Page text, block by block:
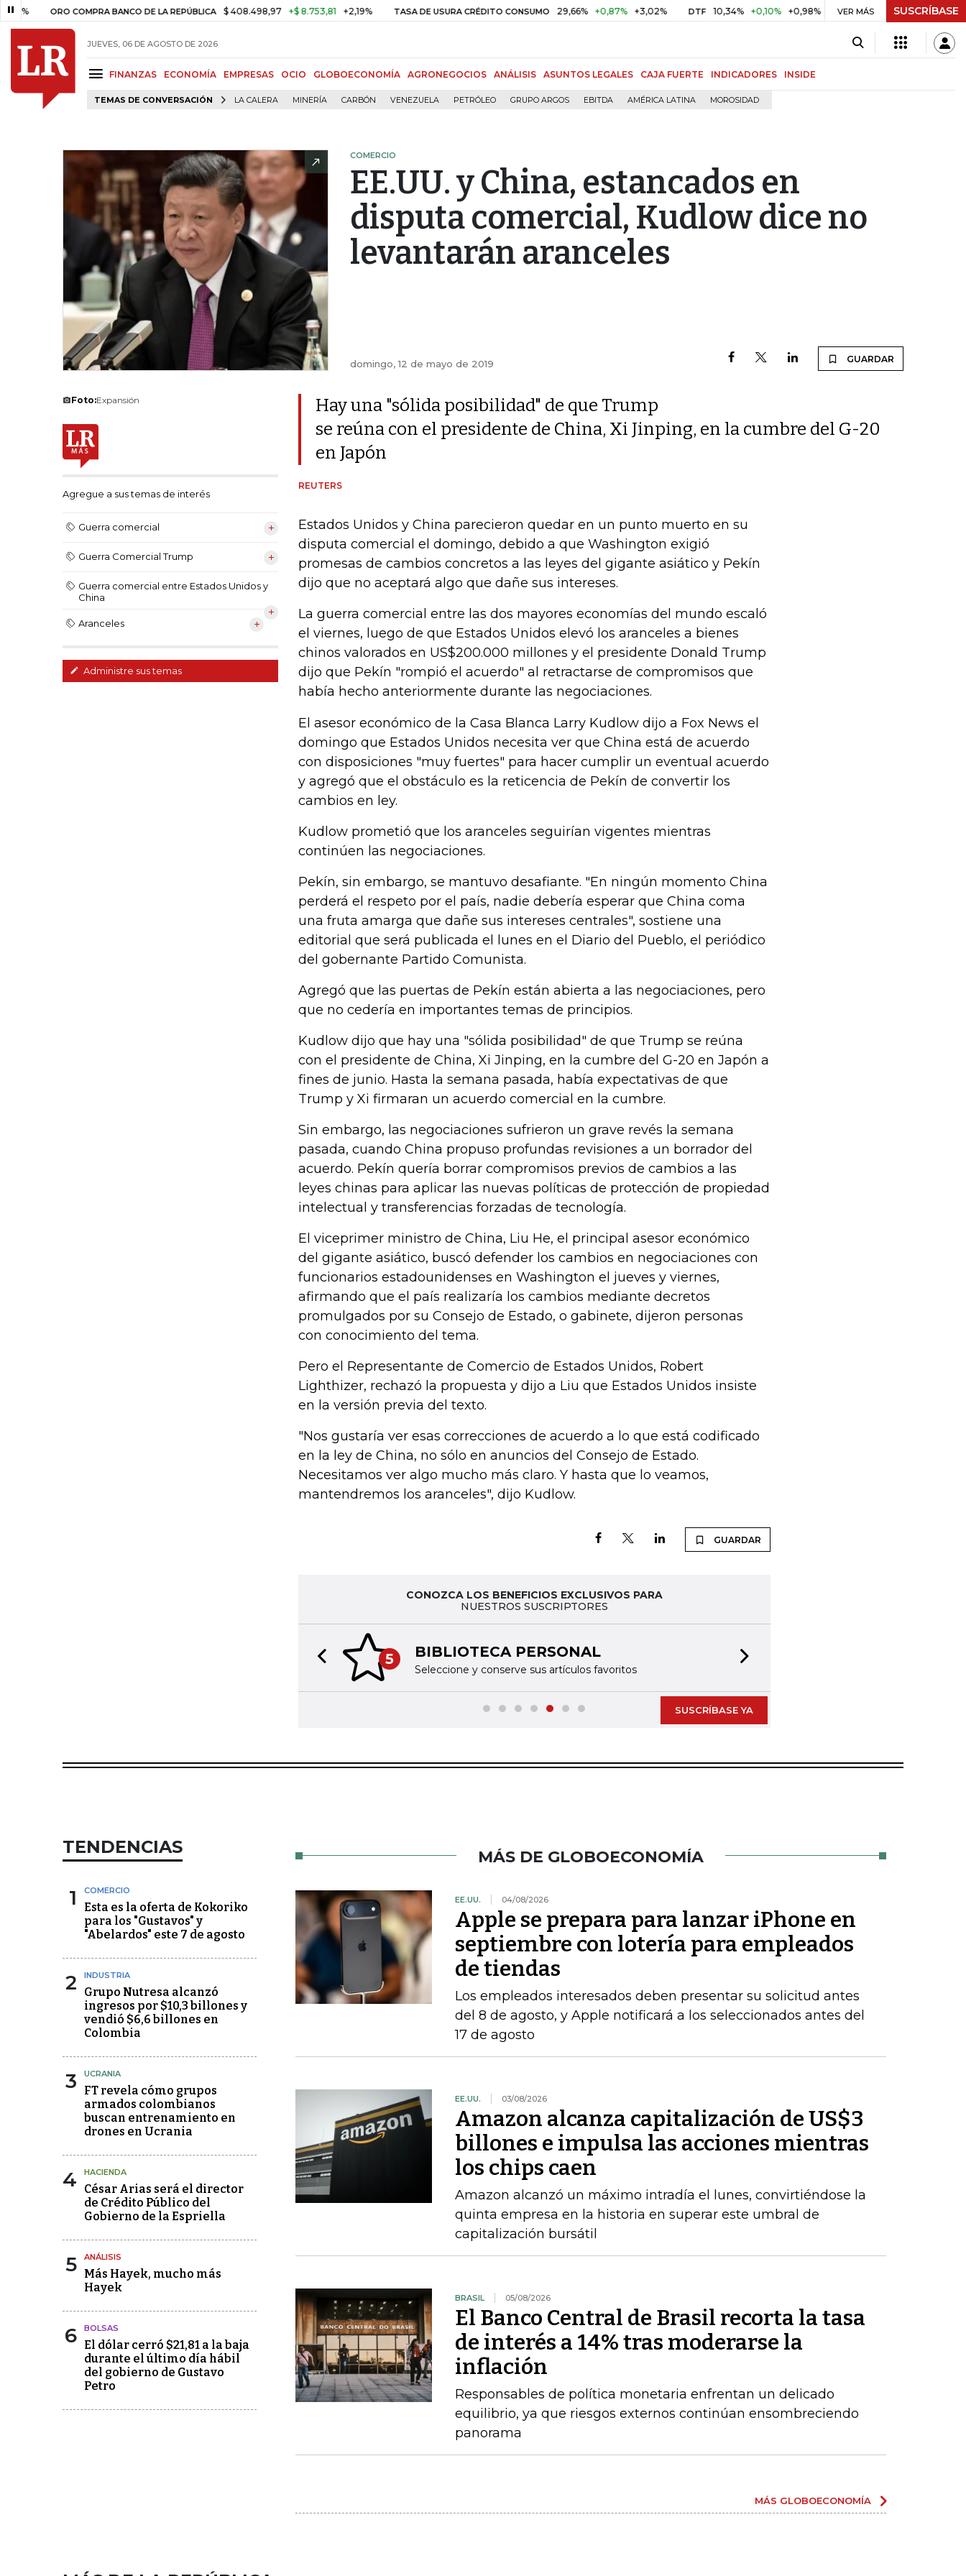
ORO COMPRA BANCO DE LA REPÚBLICA $ 408.498,97 +$ 8.753,81 +2,19% TASA DE USURA CRÉDITO CONSUMO 29,66% +0,87% +3,02% DTF 10,34% +0,10% +0,98% UVR $ 416,86 +$ 0,05 +0,01%
VER MÁS SUSCRÍBASE
JUEVES, 06 DE AGOSTO DE 2026
FINANZAS ECONOMÍA EMPRESAS OCIO GLOBOECONOMÍA AGRONEGOCIOS ANÁLISIS ASUNTOS LEGALES CAJA FUERTE INDICADORES INSIDE
TEMAS DE CONVERSACIÓN LA CALERA MINERÍA CARBÓN VENEZUELA PETRÓLEO GRUPO ARGOS EBITDA AMÉRICA LATINA MOROSIDAD
COMERCIO
EE.UU. y China, estancados en
disputa comercial, Kudlow dice no
levantarán aranceles
domingo, 12 de mayo de 2019 GUARDAR
Foto:Expansión
Agregue a sus temas de interés
Guerra comercial
Guerra Comercial Trump
Guerra comercial entre Estados Unidos y
China
Aranceles
Administre sus temas
Hay una "sólida posibilidad" de que Trump
se reúna con el presidente de China, Xi Jinping, en la cumbre del G-20
en Japón
REUTERS
Estados Unidos y China parecieron quedar en un punto muerto en su
disputa comercial el domingo, debido a que Washington exigió
promesas de cambios concretos a las leyes del gigante asiático y Pekín
dijo que no aceptará algo que dañe sus intereses.
La guerra comercial entre las dos mayores economías del mundo escaló
el viernes, luego de que Estados Unidos elevó los aranceles a bienes
chinos valorados en US$200.000 millones y el presidente Donald Trump
dijo que Pekín "rompió el acuerdo" al retractarse de compromisos que
había hecho anteriormente durante las negociaciones.
El asesor económico de la Casa Blanca Larry Kudlow dijo a Fox News el
domingo que Estados Unidos necesita ver que China está de acuerdo
con disposiciones "muy fuertes" para hacer cumplir un eventual acuerdo
y agregó que el obstáculo es la reticencia de Pekín de convertir los
cambios en ley.
Kudlow prometió que los aranceles seguirían vigentes mientras
continúen las negociaciones.
Pekín, sin embargo, se mantuvo desafiante. "En ningún momento China
perderá el respeto por el país, nadie debería esperar que China coma
una fruta amarga que dañe sus intereses centrales", sostiene una
editorial que será publicada el lunes en el Diario del Pueblo, el periódico
del gobernante Partido Comunista.
Agregó que las puertas de Pekín están abierta a las negociaciones, pero
que no cedería en importantes temas de principios.
Kudlow dijo que hay una "sólida posibilidad" de que Trump se reúna
con el presidente de China, Xi Jinping, en la cumbre del G-20 en Japón a
fines de junio. Hasta la semana pasada, había expectativas de que
Trump y Xi firmaran un acuerdo comercial en la cumbre.
Sin embargo, las negociaciones sufrieron un grave revés la semana
pasada, cuando China propuso profundas revisiones a un borrador del
acuerdo. Pekín quería borrar compromisos previos de cambios a las
leyes chinas para aplicar las nuevas políticas de protección de propiedad
intelectual y transferencias forzadas de tecnología.
El viceprimer ministro de China, Liu He, el principal asesor económico
del gigante asiático, buscó defender los cambios en negociaciones con
funcionarios estadounidenses en Washington el jueves y viernes,
afirmando que el país realizaría los cambios mediante decretos
promulgados por su Consejo de Estado, o gabinete, dijeron personas
con conocimiento del tema.
Pero el Representante de Comercio de Estados Unidos, Robert
Lighthizer, rechazó la propuesta y dijo a Liu que Estados Unidos insiste
en la versión previa del texto.
"Nos gustaría ver esas correcciones de acuerdo a lo que está codificado
en la ley de China, no sólo en anuncios del Consejo de Estado.
Necesitamos ver algo mucho más claro. Y hasta que lo veamos,
mantendremos los aranceles", dijo Kudlow.
GUARDAR
CONOZCA LOS BENEFICIOS EXCLUSIVOS PARA
NUESTROS SUSCRIPTORES
5 BIBLIOTECA PERSONAL
Seleccione y conserve sus artículos favoritos
Previous slide
SUSCRÍBASE YA
TENDENCIAS
1 COMERCIO
Esta es la oferta de Kokoriko
para los "Gustavos" y
"Abelardos" este 7 de agosto
2 INDUSTRIA
Grupo Nutresa alcanzó
ingresos por $10,3 billones y
vendió $6,6 billones en
Colombia
3 UCRANIA
FT revela cómo grupos
armados colombianos
buscan entrenamiento en
drones en Ucrania
4 HACIENDA
César Arias será el director
de Crédito Público del
Gobierno de la Espriella
5 ANÁLISIS
Más Hayek, mucho más
Hayek
6 BOLSAS
El dólar cerró $21,81 a la baja
durante el último día hábil
del gobierno de Gustavo
Petro
MÁS DE GLOBOECONOMÍA
EE.UU. 04/08/2026
Apple se prepara para lanzar iPhone en
septiembre con lotería para empleados
de tiendas
Los empleados interesados ​​deben presentar su solicitud antes
del 8 de agosto, y Apple notificará a los seleccionados antes del
17 de agosto
EE.UU. 03/08/2026
Amazon alcanza capitalización de US$3
billones e impulsa las acciones mientras
los chips caen
Amazon alcanzó un máximo intradía el lunes, convirtiéndose la
quinta empresa en la historia en superar este umbral de
capitalización bursátil
BRASIL 05/08/2026
El Banco Central de Brasil recorta la tasa
de interés a 14% tras moderarse la
inflación
Responsables de política monetaria enfrentan un delicado
equilibrio, ya que riesgos externos continúan ensombreciendo
panorama
MÁS GLOBOECONOMÍA